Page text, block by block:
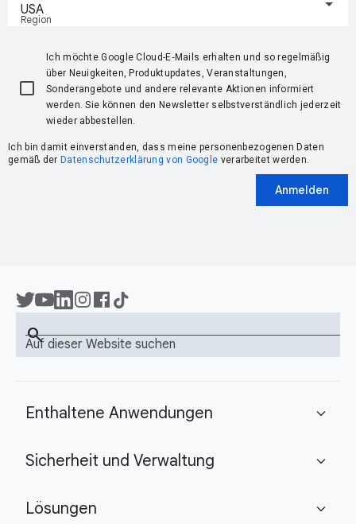
Region
USA
Ich möchte Google Cloud-E‑Mails erhalten und so regelmäßig
über Neuigkeiten, Produktupdates, Veranstaltungen,
Sonderangebote und andere relevante Aktionen informiert
werden. Sie können den Newsletter selbstverständlich jederzeit
wieder abbestellen.
Ich bin damit einverstanden, dass meine personenbezogenen Daten
gemäß der Datenschutzerklärung von Google verarbeitet werden.
Anmelden
Auf dieser Website suchen
search
Enthaltene Anwendungen expand_more
Sicherheit und Verwaltung expand_more
Lösungen expand_more